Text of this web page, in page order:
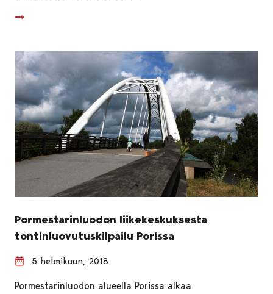
Pormestarinluodon liikekeskuksesta
tontinluovutuskilpailu Porissa
5 helmikuun, 2018
Pormestarinluodon alueella Porissa alkaa